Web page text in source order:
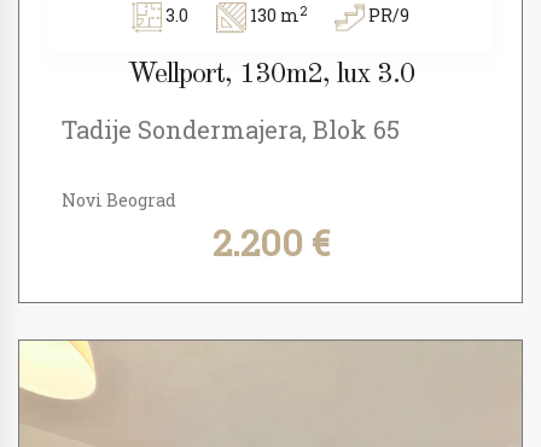
3.0 130 m2 PR/9
Wellport, 130m2, lux 3.0
Tadije Sondermajera, Blok 65
Novi Beograd
2.200 €